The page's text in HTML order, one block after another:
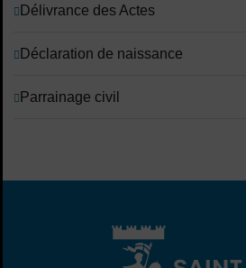
Délivrance des Actes
Déclaration de naissance
Parrainage civil